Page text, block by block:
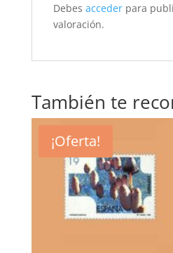
Debes accederpara
valoración.
También te
¡Oferta!